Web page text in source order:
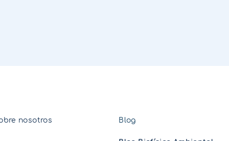
nosotros Blog